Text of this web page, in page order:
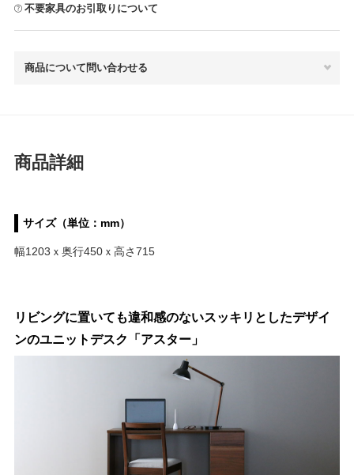
不要家具のお引取りについて
商品について問い合わせる
商品詳細
サイズ（単位：mm）
幅1203ｘ奥行450ｘ高さ715
リビングに置いても違和感のないスッキリとしたデザイ
ンのユニットデスク「アスター」